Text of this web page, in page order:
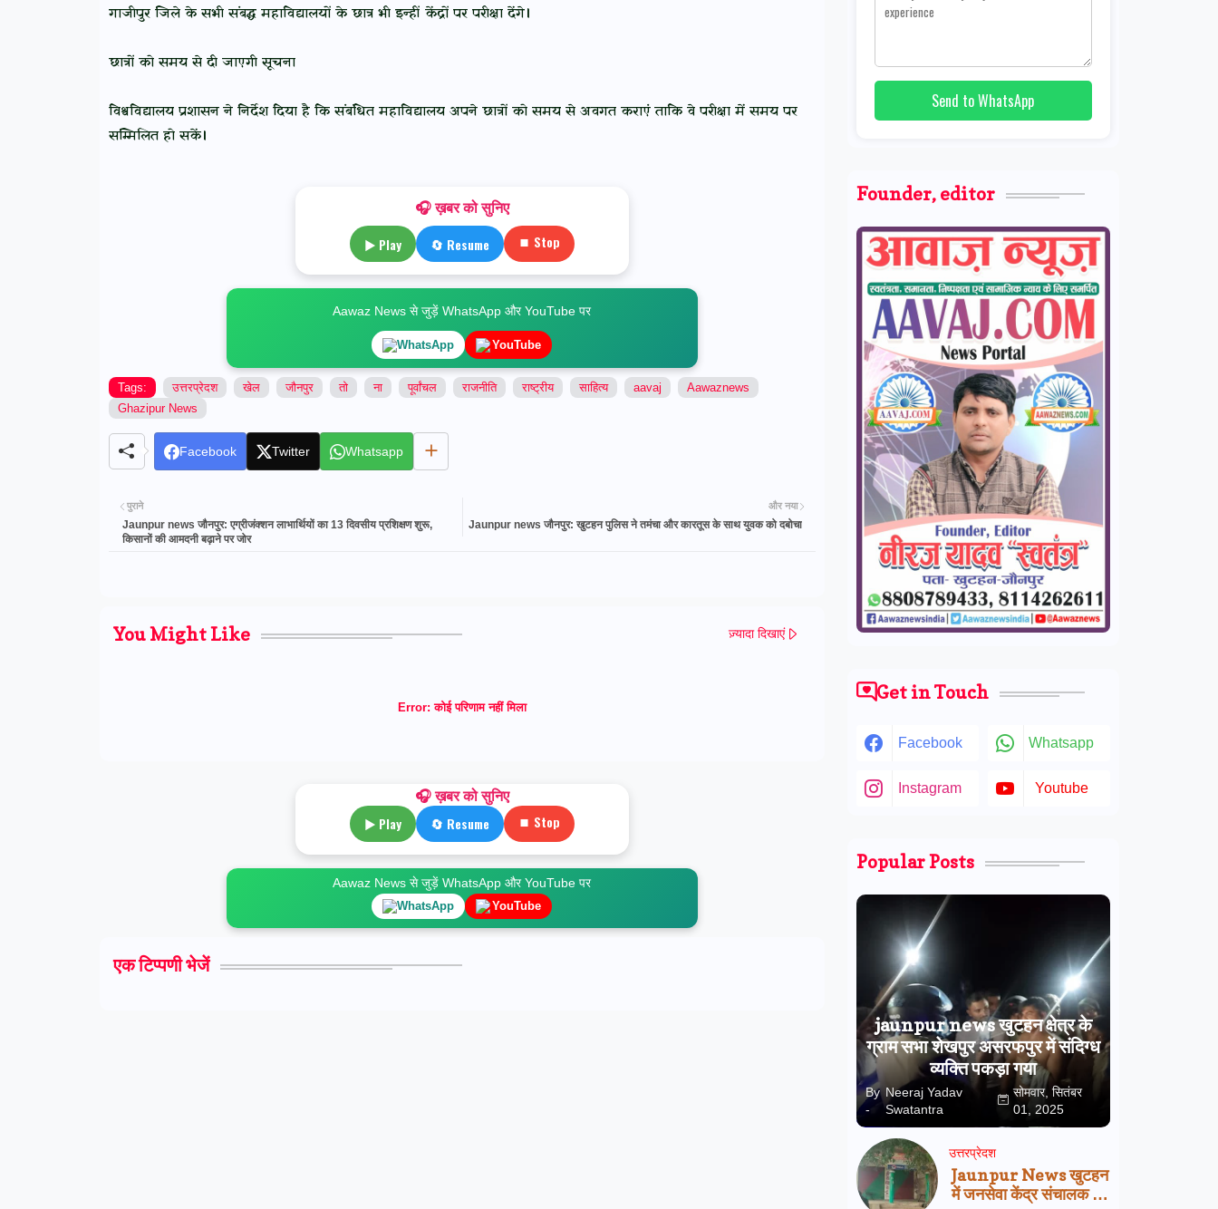
गाजीपुर जिले के सभी संबद्ध महाविद्यालयों के छात्र भी इन्हीं केंद्रों पर परीक्षा देंगे।
छात्रों को समय से दी जाएगी सूचना
विश्वविद्यालय प्रशासन ने निर्देश दिया है कि संबंधित महाविद्यालय अपने छात्रों को समय से अवगत कराएं ताकि वे परीक्षा में समय पर
सम्मिलित हो सकें।
🎧 ख़बर को सुनिए
▶ Play 🔄 Resume ⏹ Stop
Aawaz News से जुड़ें WhatsApp और YouTube पर
WhatsApp YouTube
Tags: उत्तरप्रेदश खेल जौनपुर तो ना पूर्वांचल राजनीति राष्ट्रीय साहित्य aavaj
Aawaznews
Ghazipur News
Facebook Twitter Whatsapp
और नया
Jaunpur news जौनपुर: खुटहन पुलिस ने तमंचा और कारतूस के साथ युवक को दबोचा
पुराने
Jaunpur news जौनपुर: एग्रीजंक्शन लाभार्थियों का 13 दिवसीय प्रशिक्षण शुरू,
किसानों की आमदनी बढ़ाने पर जोर
You Might Like ज़्यादा दिखाएं
Error: कोई परिणाम नहीं मिला
🎧 ख़बर को सुनिए
▶ Play 🔄 Resume ⏹ Stop
Aawaz News से जुड़ें WhatsApp और YouTube पर
WhatsApp YouTube
एक टिप्पणी भेजें
Send to WhatsApp
Founder, editor
Get in Touch
Facebook Whatsapp
Instagram Youtube
Popular Posts
jaunpur news खुटहन क्षेत्र के
ग्राम सभा शेखपुर असरफपुर में संदिग्ध
व्यक्ति पकड़ा गया
By
-
Neeraj Yadav
Swatantra
सोमवार, सितंबर
01, 2025
उत्तरप्रेदश
Jaunpur News खुटहन
में जनसेवा केंद्र संचालक की